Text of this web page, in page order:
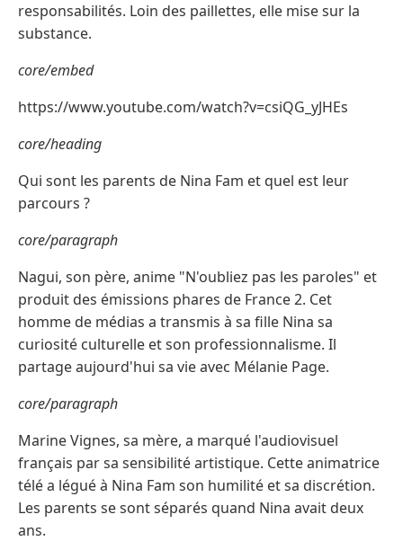
responsabilités. Loin des paillettes, elle mise sur la
substance.
core/embed
https://www.youtube.com/watch?v=csiQG_yJHEs
core/heading
Qui sont les parents de Nina Fam et quel est leur
parcours ?
core/paragraph
Nagui, son père, anime "N'oubliez pas les paroles" et
produit des émissions phares de France 2. Cet
homme de médias a transmis à sa fille Nina sa
curiosité culturelle et son professionnalisme. Il
partage aujourd'hui sa vie avec Mélanie Page.
core/paragraph
Marine Vignes, sa mère, a marqué l'audiovisuel
français par sa sensibilité artistique. Cette animatrice
télé a légué à Nina Fam son humilité et sa discrétion.
Les parents se sont séparés quand Nina avait deux
ans.